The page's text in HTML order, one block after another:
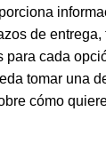
de entrega,
para cada
tomar una
cómo